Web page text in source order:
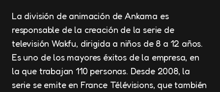
La división de animación de Ankama es
responsable de la creación de la serie de
televisión Wakfu, dirigida a niños de 8 a 12 años.
Es uno de los mayores éxitos de la empresa, en
la que trabajan 110 personas. Desde 2008, la
serie se emite en France Télévisions, que también